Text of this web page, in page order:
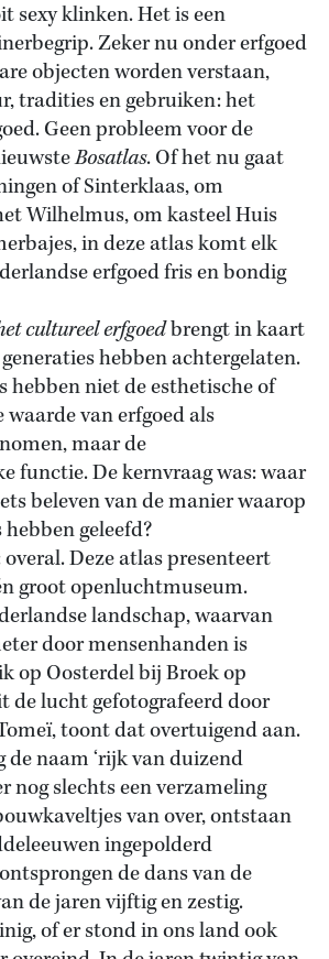
sexy klinken. Het is een
Zeker nu onder erfgoed
objecten worden verstaan,
tradities en gebruiken: het
Geen probleem voor de
Bosatlas. Of het nu gaat
of Sinterklaas, om
Wilhelmus, om kasteel Huis
in deze atlas komt elk
erfgoed fris en bondig
cultureel erfgoedbrengt in kaart
hebben achtergelaten.
hebben niet de esthetische of
van erfgoed als
maar de
functie. De kernvraag was: waar
beleven van de manier waarop
geleefd?
Deze atlas presenteert
groot openluchtmuseum.
landschap, waarvan
door mensenhanden is
op Oosterdel bij Broek op
de lucht gefotografeerd door
toont dat overtuigend aan.
de naam ‘rijk van duizend
nog slechts een verzameling
van over, ontstaan
ingepolderd
de dans van de
de jaren vijftig en zestig.
of er stond in ons land ook